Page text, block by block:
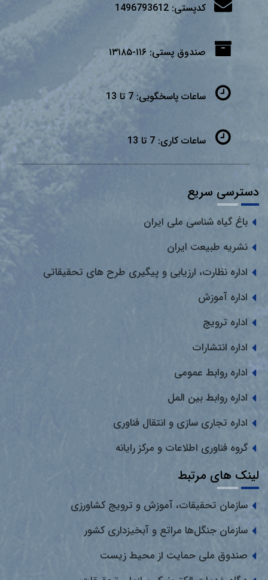
کدپستی: 1496793612
صندوق پستی: ۱۱۶-۱۳۱۸۵
ساعات پاسخگویی: 7 تا 13
ساعات کاری: 7 تا 13
دسترسی سریع
باغ گیاه شناسی ملی ایران
نشریه طبیعت ایران
اداره نظارت، ارزیابی و پیگیری طرح های تحقیقاتی
اداره آموزش
اداره ترویج
اداره انتشارات
اداره روابط عمومی
اداره روابط بین المل
اداره تجاری سازی و انتقال فناوری
گروه فناوری اطلاعات و مرکز رایانه
لینک های مرتبط
سازمان تحقیقات، آموزش و ترویج کشاورزی
سازمان جنگل‌ها مراتع و آبخیزداری کشور
صندوق ملی حمایت از محیط زیست